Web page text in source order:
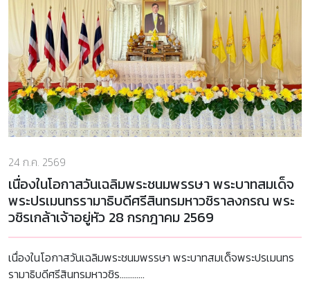
24 ก.ค. 2569
เนื่องในโอกาสวันเฉลิมพระชนมพรรษา พระบาทสมเด็จ
พระปรเมนทรรามาธิบดีศรีสินทรมหาวชิราลงกรณ พระ
วชิรเกล้าเจ้าอยู่หัว 28 กรกฎาคม 2569
เนื่องในโอกาสวันเฉลิมพระชนมพรรษา พระบาทสมเด็จพระปรเมนทร
รามาธิบดีศรีสินทรมหาวชิร............